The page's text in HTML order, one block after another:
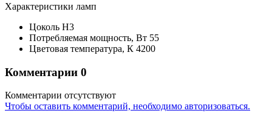
Характеристики ламп
Цоколь H3
Потребляемая мощность, Вт 55
Цветовая температура, К 4200
Комментарии 0
Комментарии отсутствуют
Чтобы оставить комментарий, необходимо авторизоваться.